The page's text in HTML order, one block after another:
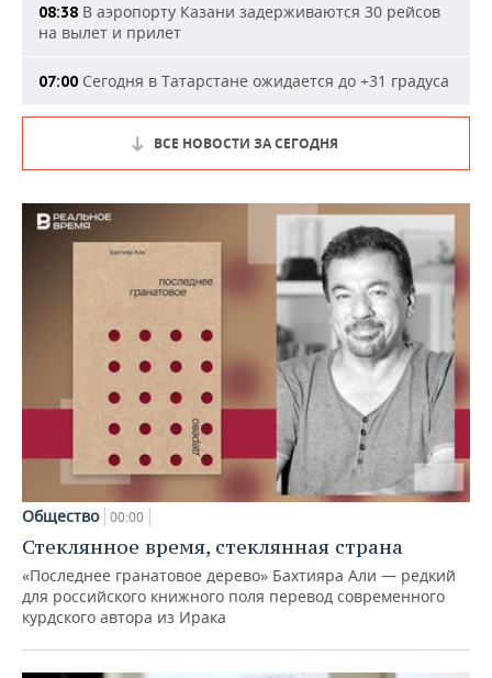
08:38 В аэропорту Казани задерживаются 30 рейсов
на вылет и прилет
07:00 Сегодня в Татарстане ожидается до +31 градуса
ВСЕ НОВОСТИ ЗА СЕГОДНЯ
Общество 00:00
Стеклянное время, стеклянная страна
«Последнее гранатовое дерево» Бахтияра Али — редкий
для российского книжного поля перевод современного
курдского автора из Ирака